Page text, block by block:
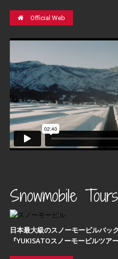
Official Web
Snowmobile Tours
日本最⼤級のスノーモービルバッ
『YUKISATOスノーモービルツアー